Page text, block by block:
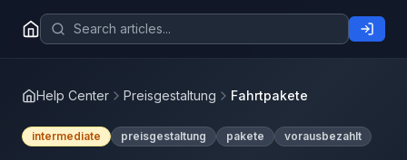
Help Center Preisgestaltung Fahrtpakete
intermediate preisgestaltung pakete vorausbezahlt